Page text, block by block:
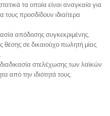
τα οποία είναι αναγκαία για
προσδίδουν ιδιαίτερα
απόδοσης συγκεκριμένης,
θέσης σε δικαιούχο πωλητή μίας
στελέχωσης των λαϊκών
από την ιδιότητά τους.